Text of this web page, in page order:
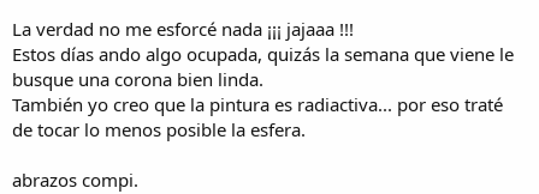
La verdad no me esforcé nada ¡¡¡ jajaaa !!!
Estos días ando algo ocupada, quizás la semana que viene le
busque una corona bien linda.
También yo creo que la pintura es radiactiva... por eso traté
de tocar lo menos posible la esfera.
abrazos compi.